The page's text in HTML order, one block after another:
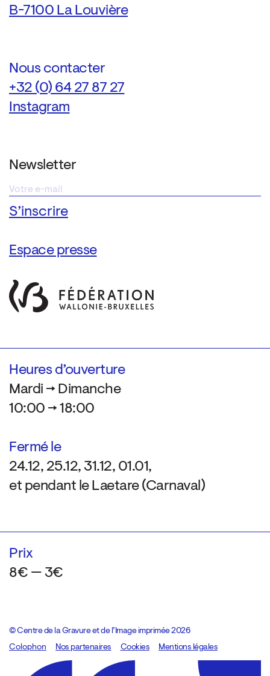
B-7100 La Louvière
Nous contacter
+32 (0) 64 27 87 27
Instagram
Newsletter
Espace presse
Heures d’ouverture
Mardi → Dimanche
10:00 → 18:00
Fermé le
24.12, 25.12, 31.12, 01.01,
et pendant le Laetare (Carnaval)
Prix
8€ — 3€
© Centre de la Gravure et de l’Image imprimée 2026
Colophon
Design:Marcel Kaczmarek, code:8080.studio
Nos partenaires Cookies Mentions légales